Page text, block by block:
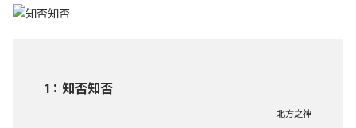
1 ： 知否知否
北方之神